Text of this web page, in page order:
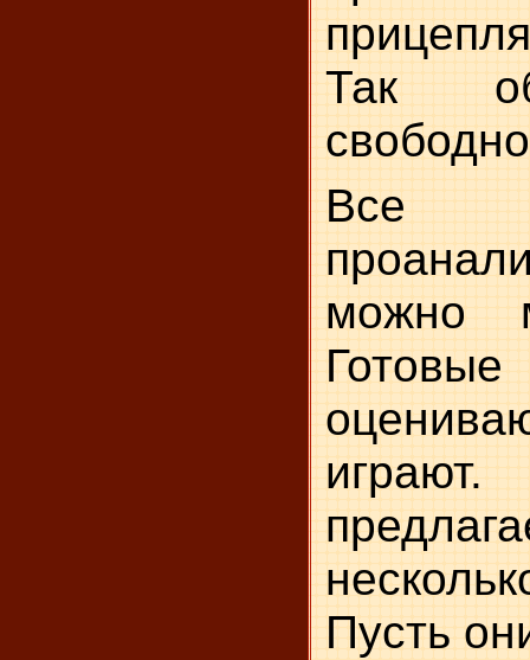
Так
можно
Пусть